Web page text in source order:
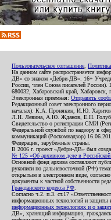
Пользовательское соглашение
На данном сайте распространяется
ДВ» со знаком «Дебри-ДВ». 16+
России, член Союза писателей
680032, Хабаровский край, Хабаровск,
Электронная приемная: Отправить
Редакционный совет электронного
началах): К.А. Пронякин, И.Ю.
Л.Н. Левина, А.Ю. Жданов, Е.Н.
Свидетельство о регистрации СМИ
Федеральной службой по надзору в
коммуникаций (Роскомнадзор)
Федерация, зарубежные страны.
В 2006 г. проект «Дебри-ДВ» был
№ 125 «Об архивном деле в
Основной фонд архива составляют
рукописи по дальневосточной (РФ)
открытым в электронном виде,
документы к частной собственности
Гражданского кодекса РФ
Согласно ч.2. п.3. ст.17
информационных технологий и защиты
информационных технологиях и о
ДВ», хранящий информацию,